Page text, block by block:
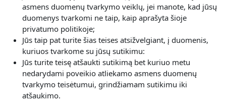
asmens duomenų tvarkymo veiklų, jei manote, kad jūsų
duomenys tvarkomi ne taip, kaip aprašyta šioje
privatumo politikoje;
Jūs taip pat turite šias teises atsižvelgiant, į duomenis,
kuriuos tvarkome su jūsų sutikimu:
Jūs turite teisę atšaukti sutikimą bet kuriuo metu
nedarydami poveikio atliekamo asmens duomenų
tvarkymo teisėtumui, grindžiamam sutikimu iki
atšaukimo.